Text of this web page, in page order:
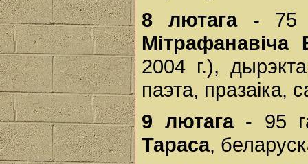
8 лютага - 75
Мітрафанавіча
2004 г.),
паэта, празаіка,
9 лютага- 95
Тараса,